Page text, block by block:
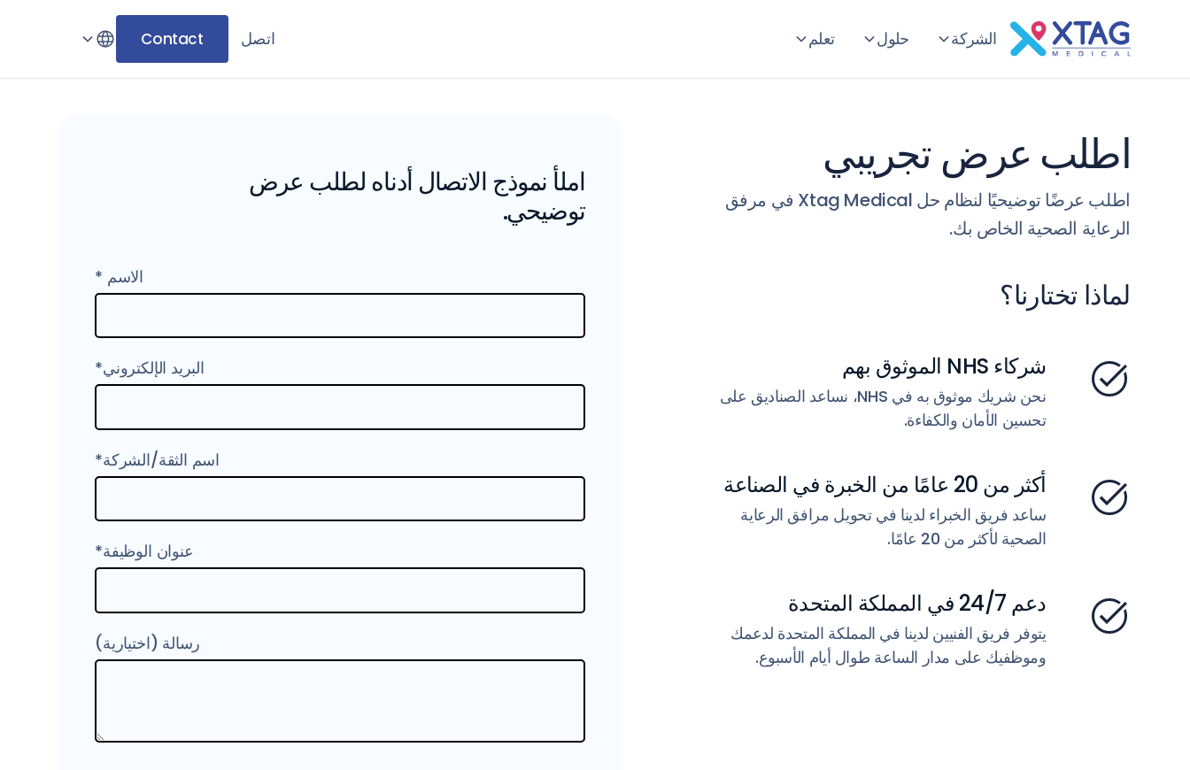
الشركة حلول تعلم اتصل Contact
اطلب عرض تجريبي
اطلب عرضًا توضيحيًا لنظام حل Xtag Medical في مرفق
الرعاية الصحية الخاص بك.
لماذا تختارنا؟
شركاء NHS الموثوق بهم
نحن شريك موثوق به في NHS، نساعد الصناديق على
تحسين الأمان والكفاءة.
أكثر من 20 عامًا من الخبرة في الصناعة
ساعد فريق الخبراء لدينا في تحويل مرافق الرعاية
الصحية لأكثر من 20 عامًا.
دعم 24/7 في المملكة المتحدة
يتوفر فريق الفنيين لدينا في المملكة المتحدة لدعمك
وموظفيك على مدار الساعة طوال أيام الأسبوع.
املأ نموذج الاتصال أدناه لطلب عرض
توضيحي.
الاسم *
البريد الإلكتروني*
اسم الثقة/الشركة*
عنوان الوظيفة*
رسالة (اختيارية)